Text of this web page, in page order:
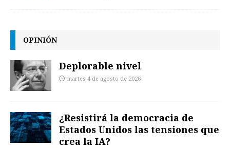
OPINIÓN
Deplorable nivel
martes 4 de agosto de 2026
¿Resistirá la democracia de
Estados Unidos las tensiones que
crea la IA?